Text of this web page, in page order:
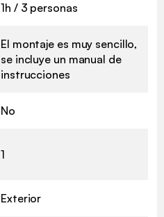
1h / 3 personas
El montaje es muy sencillo,
se incluye un manual de
instrucciones
No
1
Exterior